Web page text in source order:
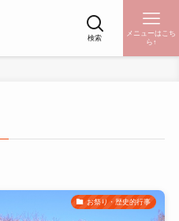
検索
メニューはこち
ら↑
お祭り・歴史的行事